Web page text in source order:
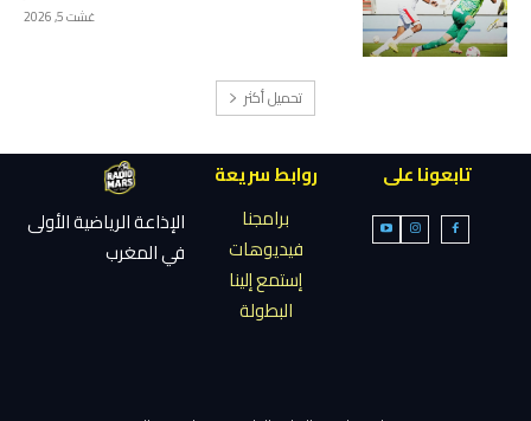
غشت 5, 2026
تحميل أكثر
تابعونا على
روابط سريعة
برامجنا
فيديوهات
إستمع إلينا
البطولة
الإذاعة الرياضية الأولى
في المغرب